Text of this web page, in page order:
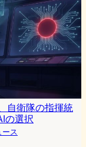
自衛隊の指揮統
の選択
ース